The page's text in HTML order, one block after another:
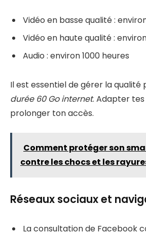
Vidéo en basse qualité :
Vidéo en haute qualité :
Audio : environ 1000 heures
Il est essentiel de gérer la qualité
durée 60 Go internet. Adapter
prolonger ton accès.
Comment protéger son
contre les chocs et les
Réseaux sociaux et
La consultation de Facebook